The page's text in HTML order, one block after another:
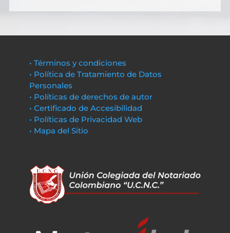
• Términos y condiciones
• Política de Tratamiento de Datos
Personales
• Políticas de derechos de autor
• Certificado de Accesibilidad
• Políticas de Privacidad Web
• Mapa del Sitio